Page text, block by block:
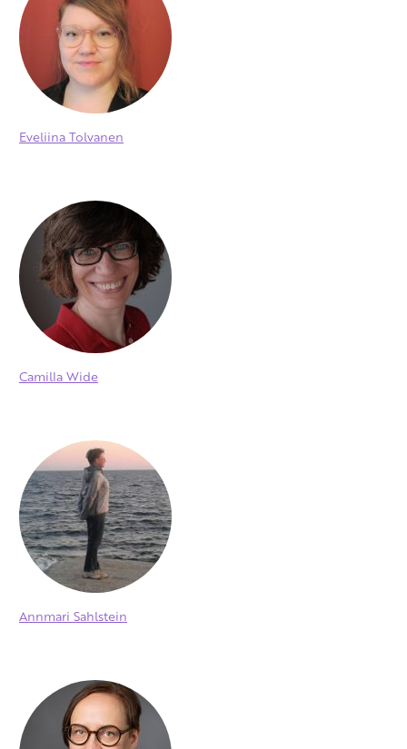
Eveliina Tolvanen
Camilla Wide
Annmari Sahlstein